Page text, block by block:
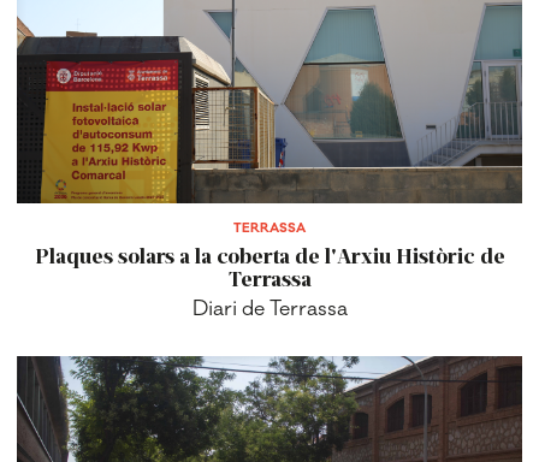
TERRASSA
Plaques solars a la coberta de l'Arxiu Històric de
Terrassa
Diari de Terrassa